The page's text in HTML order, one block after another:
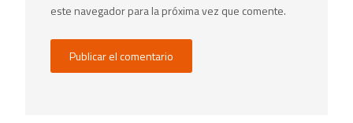
este navegador para la próxima vez que comente.